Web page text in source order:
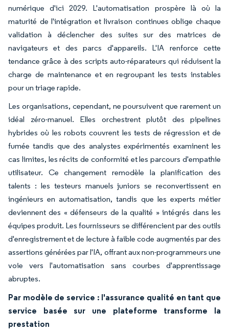
numérique d'ici 2029. L'automatisation prospère là où la
maturité de l'intégration et livraison continues oblige chaque
validation à déclencher des suites sur des matrices de
navigateurs et des parcs d'appareils. L'IA renforce cette
tendance grâce à des scripts auto-réparateurs qui réduisent la
charge de maintenance et en regroupant les tests instables
pour un triage rapide.
Les organisations, cependant, ne poursuivent que rarement un
idéal zéro-manuel. Elles orchestrent plutôt des pipelines
hybrides où les robots couvrent les tests de régression et de
fumée tandis que des analystes expérimentés examinent les
cas limites, les récits de conformité et les parcours d'empathie
utilisateur. Ce changement remodèle la planification des
talents : les testeurs manuels juniors se reconvertissent en
ingénieurs en automatisation, tandis que les experts métier
deviennent des « défenseurs de la qualité » intégrés dans les
équipes produit. Les fournisseurs se différencient par des outils
d'enregistrement et de lecture à faible code augmentés par des
assertions générées par l'IA, offrant aux non-programmeurs une
voie vers l'automatisation sans courbes d'apprentissage
abruptes.
Par modèle de service : l'assurance qualité en tant que
service basée sur une plateforme transforme la
prestation